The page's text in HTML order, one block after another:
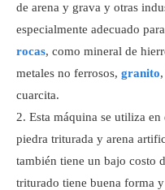
de arena y grava y otras
especialmente adecuado
rocas, como mineral de
metales no ferrosos, granito
cuarcita.
Esta máquina se utiliza
piedra triturada y arena
también tiene un bajo costo
triturado tiene buena forma